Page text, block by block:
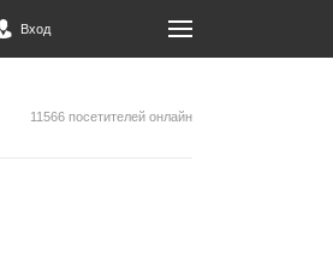
Вход
11566 посетителей онлайн